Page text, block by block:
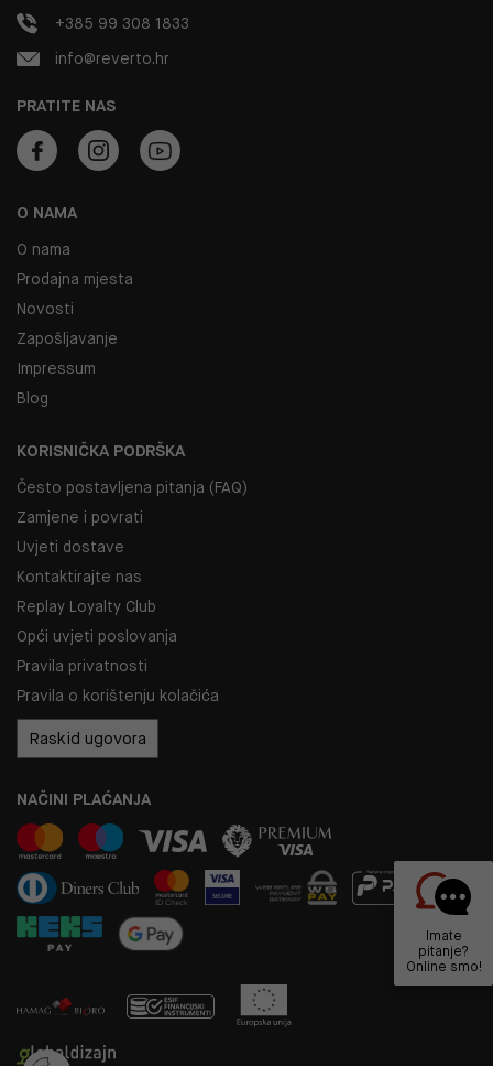
O NAMA
O nama
Prodajna mjesta
Novosti
Zapošljavanje
Impressum
Blog
KORISNIČKA PODRŠKA
Često postavljena pitanja (FAQ)
Zamjene i povrati
Uvjeti dostave
Kontaktirajte nas
Replay Loyalty Club
Opći uvjeti poslovanja
Pravila privatnosti
Pravila o korištenju kolačića
Raskid ugovora
PRATITE NAS
NAČINI PLAĆANJA
+385 99 308 1833
info@reverto.hr
Imate
pitanje?
Online smo!